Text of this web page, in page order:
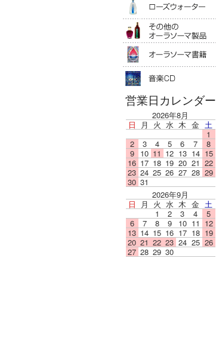
営業日カレンダー
2026年8月
日
月 火 水 木 金 土
1
2
3 4 5 6 7
8
9
10 11 12 13 14 15
16 17 18 19 20 21 22
23 24 25 26 27 28 29
30 31
2026年9月
日
月 火 水 木 金 土
1
2 3 4
5
6
7 8 9 10 11 12
13 14 15 16 17 18 19
20 21 22 23 24 25 26
27 28 29 30